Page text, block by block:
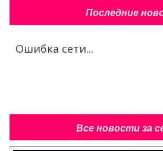
Последние
Ошибка сети...
Все новости за